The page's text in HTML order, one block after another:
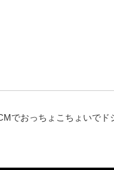
でおっちょこちょいで